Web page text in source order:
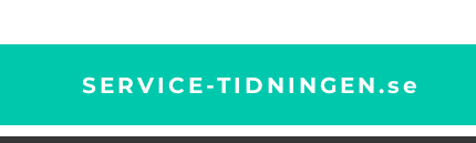
SERVICE-TIDNINGEN.se